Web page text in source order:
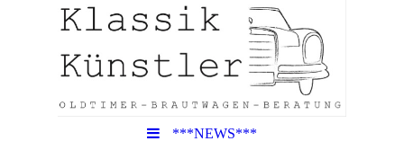
***NEWS***